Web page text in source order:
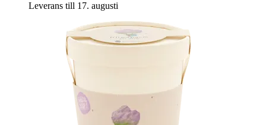
Leverans till 17. augusti